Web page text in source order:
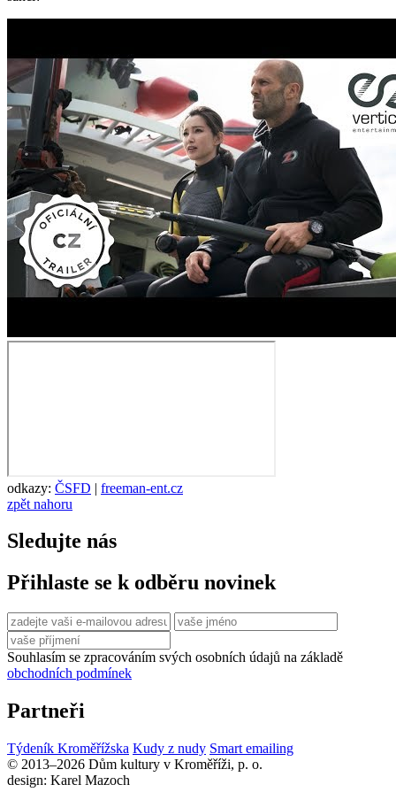
odkazy: ČSFD | freeman-ent.cz
zpět nahoru
Sledujte nás
Přihlaste se k odběru novinek
Souhlasím se zpracováním svých osobních údajů na základě
obchodních podmínek
Partneři
Týdeník Kroměřížska Kudy z nudy Smart emailing
© 2013–2026 Dům kultury v Kroměříži, p. o.
design: Karel Mazoch